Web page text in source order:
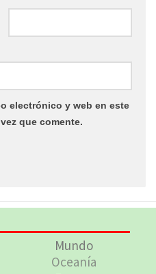
electrónico y web en este
que comente.
Mundo
Oceanía